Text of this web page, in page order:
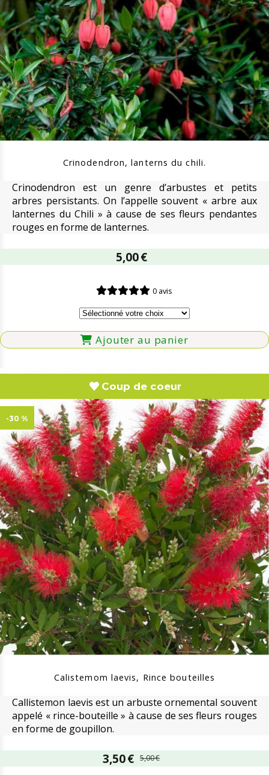
Crinodendron, lanterns du chili.
Crinodendron est un genre d’arbustes et petits
arbres persistants. On l’appelle souvent « arbre aux
lanternes du Chili » à cause de ses fleurs pendantes
rouges en forme de lanternes.
5,00€
0 avis
Ajouter au panier
-30 %
Calistemom laevis, Rince bouteilles
Callistemon laevis est un arbuste ornemental souvent
appelé « rince-bouteille » à cause de ses fleurs rouges
en forme de goupillon.
3,50€ 5,00€
Coup de coeur